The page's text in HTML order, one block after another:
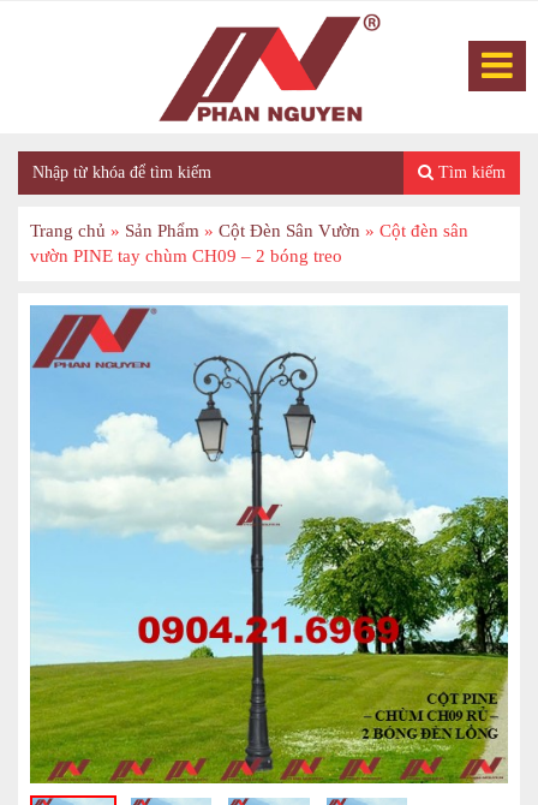
Tìm kiếm
Trang chủ » Sản Phẩm » Cột Đèn Sân Vườn » Cột đèn sân
vườn PINE tay chùm CH09 – 2 bóng treo